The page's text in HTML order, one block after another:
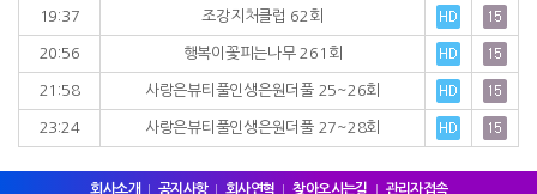
19:37 조강지처클럽 62회
20:56 행복이꽃피는나무 261회
21:58 사랑은뷰티풀인생은원더풀 25~26회
23:24 사랑은뷰티풀인생은원더풀 27~28회
회사소개 공지사항 회사연혁 찾아오시는길 관리자접속